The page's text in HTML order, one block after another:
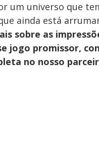
um universo que
ainda está
sobre as
jogo promissor,
no nosso